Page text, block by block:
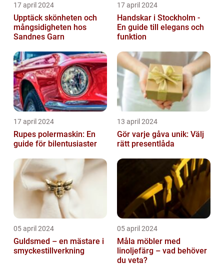
17 april 2024
Upptäck skönheten och
mångsidigheten hos
Sandnes Garn
17 april 2024
Handskar i Stockholm -
En guide till elegans och
funktion
17 april 2024
Rupes polermaskin: En
guide för bilentusiaster
13 april 2024
Gör varje gåva unik: Välj
rätt presentlåda
05 april 2024
Guldsmed – en mästare i
smyckestillverkning
05 april 2024
Måla möbler med
linoljefärg – vad behöver
du veta?